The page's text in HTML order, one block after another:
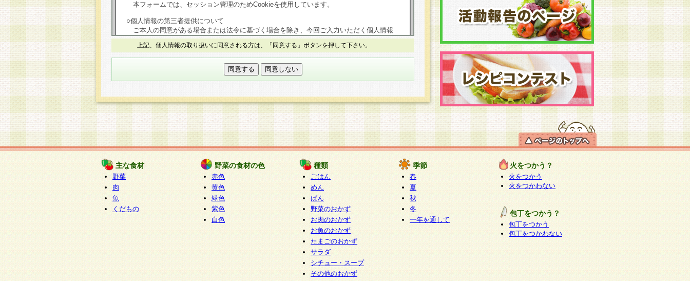
本フォームでは、セッション管理のためCookieを使用しています。
○個人情報の第三者提供について
ご本人の同意がある場合または法令に基づく場合を除き、今回ご入力いただく個人情報
は第三者に提供しません。
個人情報の取り扱いを外部に委託する場合は、当社が規定する個人情報管理基準を満た
す企業を選定して委託を行い、適切な取り扱いが行われるよう監督します。
本人からの求めにより、当社が本件により取得した開示対象個人情報の利用目的の通
知・開示・内容の訂正・追加または削除・利用の停止・消去及び第三者への提供の禁止
（以下、総称して「開示等」といいます。）に応じます。
開示等に応じる窓口は以下になります。
ぱくすく食堂個人情報お客様相談窓口
paku-info@pakusuku.com
個人情報を与えることは任意ですが、個人情報の取扱いについて同意をいただけない場
合には、当社のサービスの提供、お客様からのお問い合わせ・ご相談への対応ができな
い場合がございますのでご了承ください。
上記、個人情報の取り扱いに同意される方は、「同意する」ボタンを押して下さい。
主な食材
野菜
肉
魚
くだもの
野菜の食材の色
赤色
黄色
緑色
紫色
白色
種類
ごはん
めん
ぱん
野菜のおかず
お肉のおかず
お魚のおかず
たまごのおかず
サラダ
シチュー・スープ
その他のおかず
季節
春
夏
秋
冬
一年を通して
火をつかう？
火をつかう
火をつかわない
包丁をつかう？
包丁をつかう
包丁をつかわない